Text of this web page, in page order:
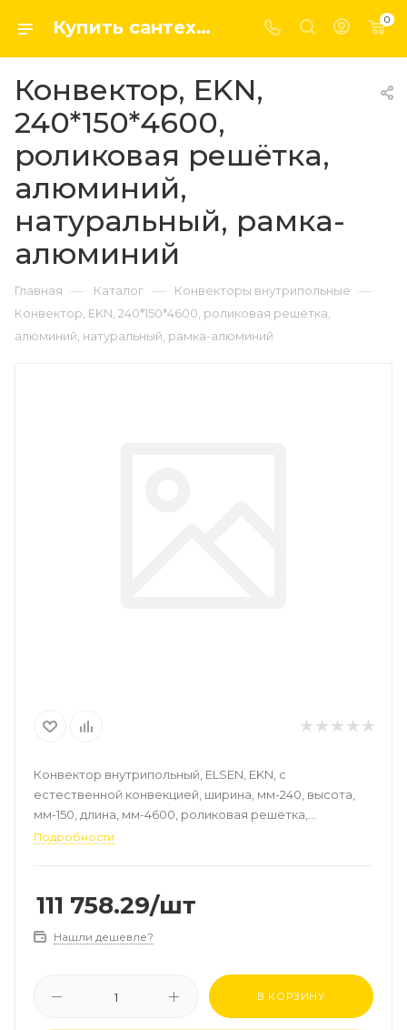
Купить сантехнику, системы отопление и водоснабжения оптом и в розницу в интернет-магазине elsen-opt.ru 0
Конвектор, EKN,
240*150*4600,
роликовая решётка,
алюминий,
натуральный, рамка-
алюминий
Главная — Каталог — Конвекторы внутрипольные —
Конвектор, EKN, 240*150*4600, роликовая решётка,
алюминий, натуральный, рамка-алюминий
Конвектор внутрипольный, ELSEN, EKN, с
естественной конвекцией, ширина, мм-240, высота,
мм-150, длина, мм-4600, роликовая решётка,
алюминий, цвет-натуральный, рамка-алюминий
Подробности
111 758.29/шт
Нашли дешевле?
В КОРЗИНУ